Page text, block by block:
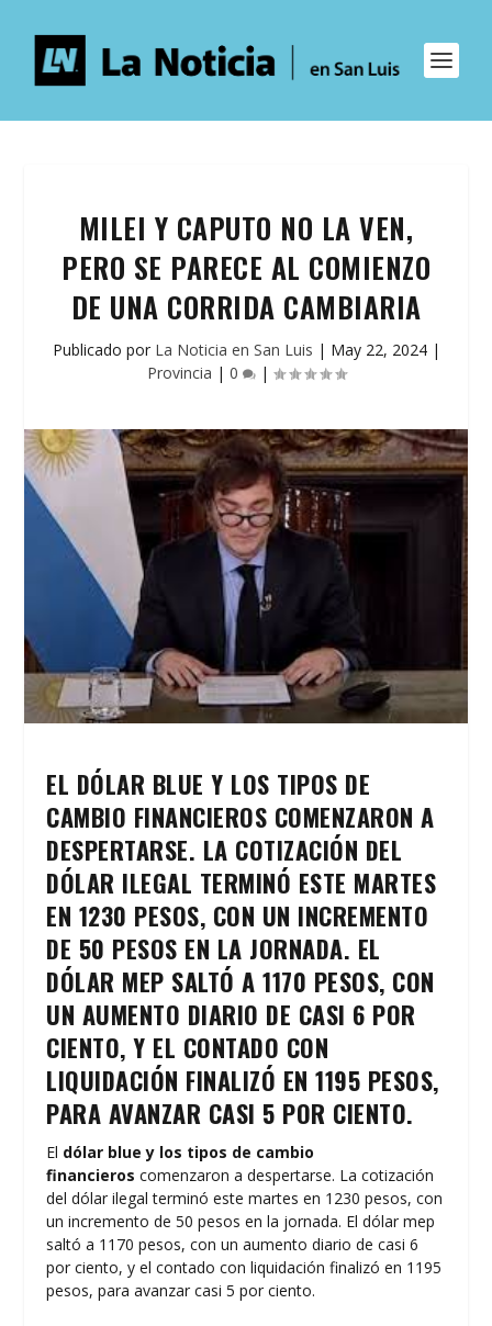
MILEI Y CAPUTO NO LA VEN,
PERO SE PARECE AL COMIENZO
DE UNA CORRIDA CAMBIARIA
Publicado por La Noticia en San Luis | May 22, 2024|
Provincia | 0 |
EL DÓLAR BLUE Y LOS TIPOS DE
CAMBIO FINANCIEROS COMENZARON A
DESPERTARSE. LA COTIZACIÓN DEL
DÓLAR ILEGAL TERMINÓ ESTE MARTES
EN 1230 PESOS, CON UN INCREMENTO
DE 50 PESOS EN LA JORNADA. EL
DÓLAR MEP SALTÓ A 1170 PESOS, CON
UN AUMENTO DIARIO DE CASI 6 POR
CIENTO, Y EL CONTADO CON
LIQUIDACIÓN FINALIZÓ EN 1195 PESOS,
PARA AVANZAR CASI 5 POR CIENTO.
El dólar blue y los tipos de cambio
financieroscomenzaron a despertarse. La cotización
del dólar ilegal terminó este martes en 1230 pesos, con
un incremento de 50 pesos en la jornada. El dólar mep
saltó a 1170 pesos, con un aumento diario de casi 6
por ciento, y el contado con liquidación finalizó en 1195
pesos, para avanzar casi 5 por ciento.